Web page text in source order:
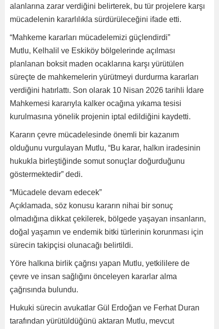
alanlarına zarar verdiğini belirterek, bu tür projelere karşı
mücadelenin kararlılıkla sürdürüleceğini ifade etti.
“Mahkeme kararları mücadelemizi güçlendirdi”
Mutlu, Kelhalil ve Eskiköy bölgelerinde açılması
planlanan boksit maden ocaklarına karşı yürütülen
süreçte de mahkemelerin yürütmeyi durdurma kararları
verdiğini hatırlattı. Son olarak 10 Nisan 2026 tarihli İdare
Mahkemesi kararıyla kalker ocağına yıkama tesisi
kurulmasına yönelik projenin iptal edildiğini kaydetti.
Kararın çevre mücadelesinde önemli bir kazanım
olduğunu vurgulayan Mutlu, “Bu karar, halkın iradesinin
hukukla birleştiğinde somut sonuçlar doğurduğunu
göstermektedir” dedi.
“Mücadele devam edecek”
Açıklamada, söz konusu kararın nihai bir sonuç
olmadığına dikkat çekilerek, bölgede yaşayan insanların,
doğal yaşamın ve endemik bitki türlerinin korunması için
sürecin takipçisi olunacağı belirtildi.
Yöre halkına birlik çağrısı yapan Mutlu, yetkililere de
çevre ve insan sağlığını önceleyen kararlar alma
çağrısında bulundu.
Hukuki sürecin avukatlar Gül Erdoğan ve Ferhat Duran
tarafından yürütüldüğünü aktaran Mutlu, mevcut